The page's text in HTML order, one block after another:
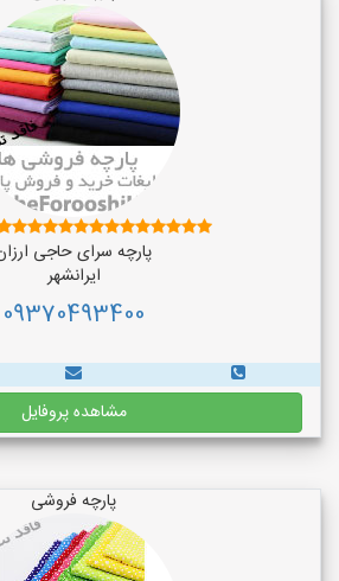
پارچه سرای حاجی
ایرانشهر
09370493400
مشاهده پروفایل
پارچه فروشی